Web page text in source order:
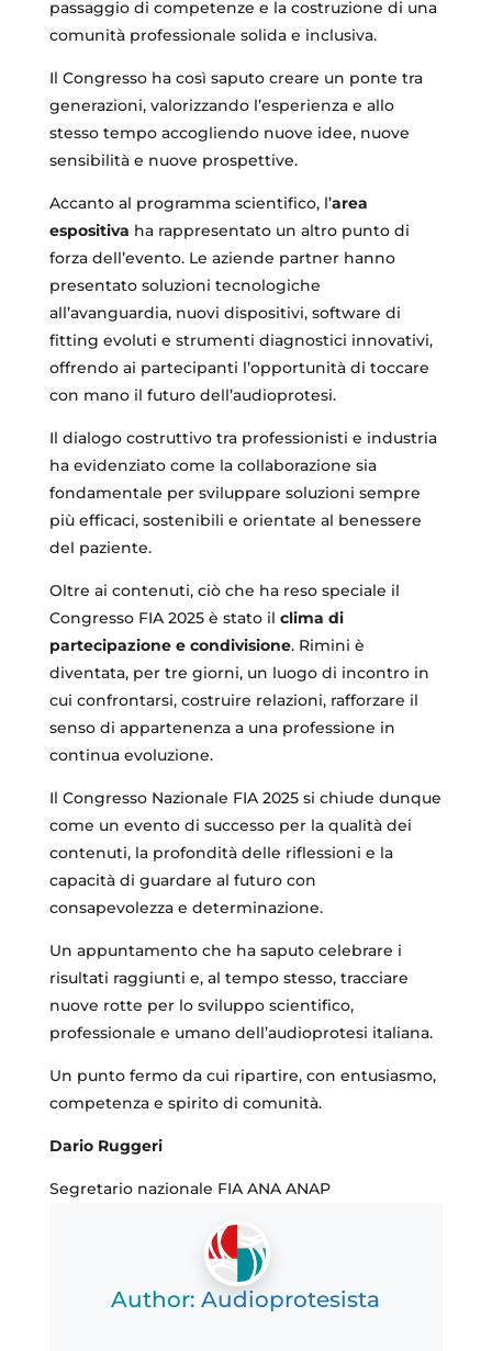
passaggio di competenze e la costruzione di una
comunità professionale solida e inclusiva.
Il Congresso ha così saputo creare un ponte tra
generazioni, valorizzando l’esperienza e allo
stesso tempo accogliendo nuove idee, nuove
sensibilità e nuove prospettive.
Accanto al programma scientifico, l’area
espositiva ha rappresentato un altro punto di
forza dell’evento. Le aziende partner hanno
presentato soluzioni tecnologiche
all’avanguardia, nuovi dispositivi, software di
fitting evoluti e strumenti diagnostici innovativi,
offrendo ai partecipanti l’opportunità di toccare
con mano il futuro dell’audioprotesi.
Il dialogo costruttivo tra professionisti e industria
ha evidenziato come la collaborazione sia
fondamentale per sviluppare soluzioni sempre
più efficaci, sostenibili e orientate al benessere
del paziente.
Oltre ai contenuti, ciò che ha reso speciale il
Congresso FIA 2025 è stato il clima di
partecipazione e condivisione. Rimini è
diventata, per tre giorni, un luogo di incontro in
cui confrontarsi, costruire relazioni, rafforzare il
senso di appartenenza a una professione in
continua evoluzione.
Il Congresso Nazionale FIA 2025 si chiude dunque
come un evento di successo per la qualità dei
contenuti, la profondità delle riflessioni e la
capacità di guardare al futuro con
consapevolezza e determinazione.
Un appuntamento che ha saputo celebrare i
risultati raggiunti e, al tempo stesso, tracciare
nuove rotte per lo sviluppo scientifico,
professionale e umano dell’audioprotesi italiana.
Un punto fermo da cui ripartire, con entusiasmo,
competenza e spirito di comunità.
Dario Ruggeri
Segretario nazionale FIA ANA ANAP
Author:Audioprotesista